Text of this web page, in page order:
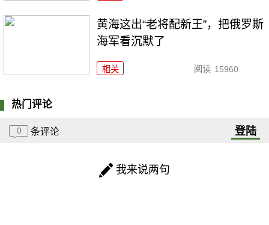
黄海这出“老将配新王”，把俄罗斯
海军看沉默了
相关 阅读 15960
热门评论
0 条评论 登陆
我来说两句